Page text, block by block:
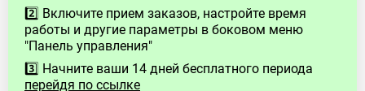
2️⃣ Включите прием заказов, настройте время
работы и другие параметры в боковом меню
"Панель управления"
3️⃣ Начните ваши 14 дней бесплатного периода
перейдя по ссылке